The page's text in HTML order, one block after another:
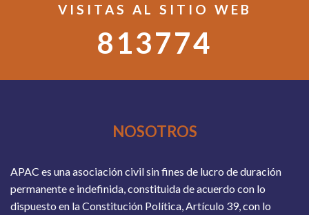
VISITAS AL SITIO WEB
813774
NOSOTROS
APAC es una asociación civil sin fines de lucro de duración
permanente e indefinida, constituida de acuerdo con lo
dispuesto en la Constitución Política, Artículo 39, con lo